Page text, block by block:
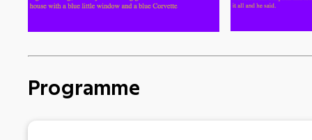
Programme